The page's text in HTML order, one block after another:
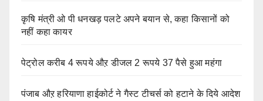
कृषि मंत्री ओ पी धनखड़ पलटे अपने बयान से, कहा किसानों को
नहीं कहा कायर
पेट्रोल करीब 4 रूपये औऱ डीजल 2 रूपये 37 पैसे हुआ महंगा
पंजाब औऱ हरियाणा हाईकोर्ट ने गैस्ट टीचर्स को हटाने के दिये आदेश